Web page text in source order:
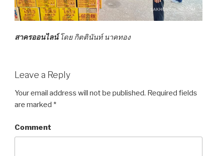
สาครออนไลน์ โดย กิตตินันท์ นาคทอง
Leave a Reply
Your email address will not be published. Required fields
are marked *
Comment